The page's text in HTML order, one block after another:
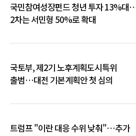
국민참여성장펀드 청년 투자 13%대
2차는 서민형 50%로 확대
국토부, 제2기 노후계획도시특위
출범…대전 기본계획안 첫 심의
트럼프 "이란 대응 수위 낮춰"…추가